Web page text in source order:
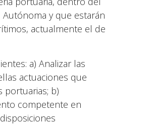
y que estarán
actualmente el de
a) Analizar las
actuaciones que
portuarias; b)
competente en